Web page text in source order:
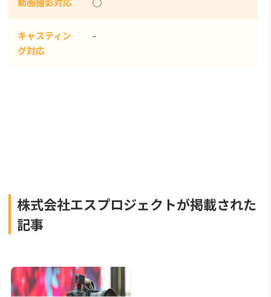
キャスティン
グ対応
-
株式会社エスプロジェクトが掲載された
記事